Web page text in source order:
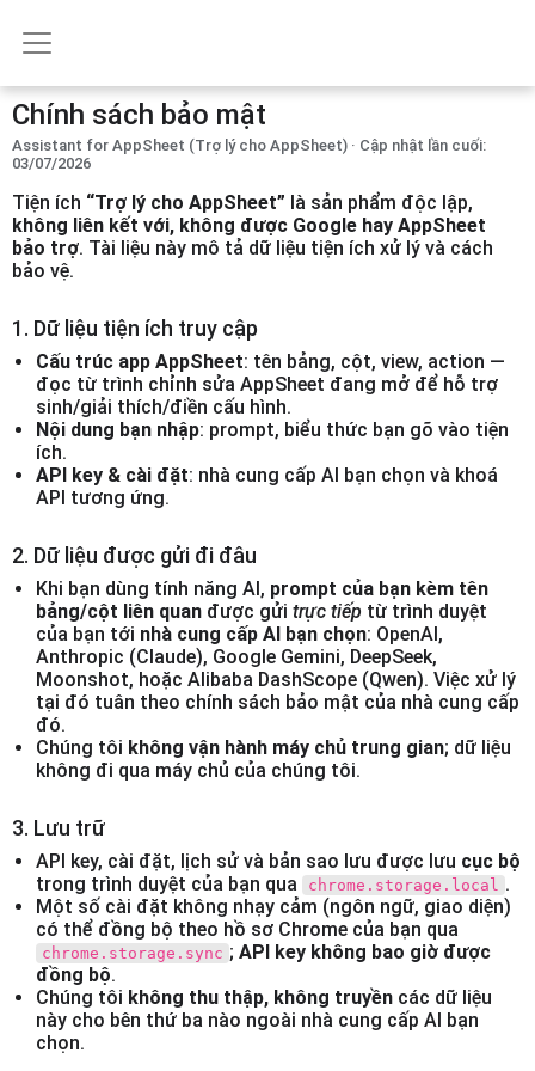
Chính sách bảo mật
Assistant for AppSheet (Trợ lý cho AppSheet) · Cập nhật lần cuối:
03/07/2026
Tiện ích “Trợ lý cho AppSheet” là sản phẩm độc lập,
không liên kết với, không được Google hay AppSheet
bảo trợ. Tài liệu này mô tả dữ liệu tiện ích xử lý và cách
bảo vệ.
1. Dữ liệu tiện ích truy cập
Cấu trúc app AppSheet: tên bảng, cột, view, action —
đọc từ trình chỉnh sửa AppSheet đang mở để hỗ trợ
sinh/giải thích/điền cấu hình.
Nội dung bạn nhập: prompt, biểu thức bạn gõ vào tiện
ích.
API key & cài đặt: nhà cung cấp AI bạn chọn và khoá
API tương ứng.
2. Dữ liệu được gửi đi đâu
Khi bạn dùng tính năng AI, prompt của bạn kèm tên
bảng/cột liên quan được gửi trực tiếp từ trình duyệt
của bạn tới nhà cung cấp AI bạn chọn: OpenAI,
Anthropic (Claude), Google Gemini, DeepSeek,
Moonshot, hoặc Alibaba DashScope (Qwen). Việc xử lý
tại đó tuân theo chính sách bảo mật của nhà cung cấp
đó.
Chúng tôi không vận hành máy chủ trung gian; dữ liệu
không đi qua máy chủ của chúng tôi.
3. Lưu trữ
API key, cài đặt, lịch sử và bản sao lưu được lưu cục bộ
trong trình duyệt của bạn qua
chrome.storage.local .
Một số cài đặt không nhạy cảm (ngôn ngữ, giao diện)
có thể đồng bộ theo hồ sơ Chrome của bạn qua
chrome.storage.sync ; API key không bao giờ được
đồng bộ.
Chúng tôi không thu thập, không truyền các dữ liệu
này cho bên thứ ba nào ngoài nhà cung cấp AI bạn
chọn.